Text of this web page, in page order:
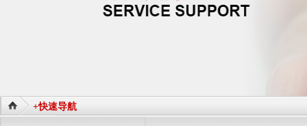
+快速导航